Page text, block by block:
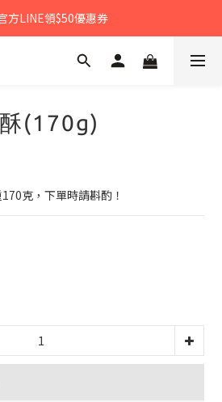
禮盒早鳥預購享優惠!!
方LINE領$50優惠券
報到～大寶礁蒜香新登場
(170g)
克，下單時請斟酌！